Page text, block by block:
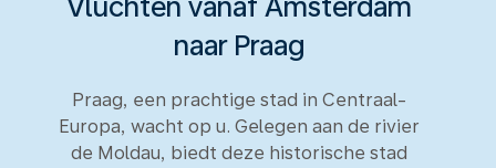
Vluchten vanaf Amsterdam
naar Praag
Praag, een prachtige stad in Centraal-
Europa, wacht op u. Gelegen aan de rivier
de Moldau, biedt deze historische stad